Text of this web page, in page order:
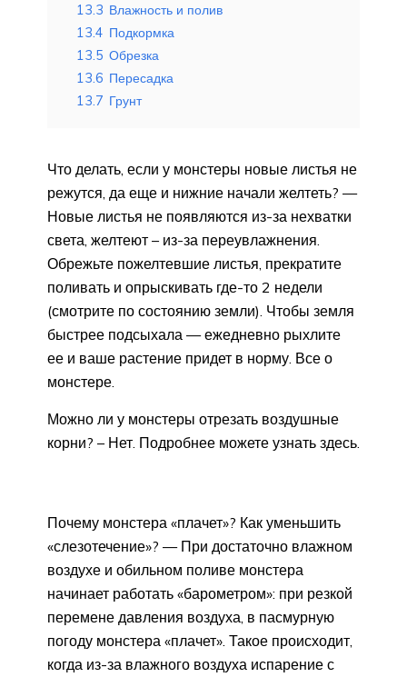
13.3 Влажность и полив
13.4 Подкормка
13.5 Обрезка
13.6 Пересадка
13.7 Грунт
Что делать, если у монстеры новые листья не
режутся, да еще и нижние начали желтеть? —
Новые листья не появляются из-за нехватки
света, желтеют – из-за переувлажнения.
Обрежьте пожелтевшие листья, прекратите
поливать и опрыскивать где-то 2 недели
(смотрите по состоянию земли). Чтобы земля
быстрее подсыхала — ежедневно рыхлите
ее и ваше растение придет в норму. Все о
монстере.
Можно ли у монстеры отрезать воздушные
корни? – Нет. Подробнее можете узнать здесь.
Почему монстера «плачет»? Как уменьшить
«слезотечение»? — При достаточно влажном
воздухе и обильном поливе монстера
начинает работать «барометром»: при резкой
перемене давления воздуха, в пасмурную
погоду монстера «плачет». Такое происходит,
когда из-за влажного воздуха испарение с